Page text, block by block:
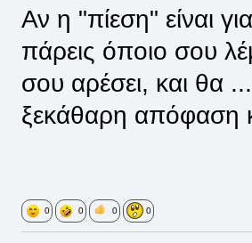
Αν η "πίεση" είναι
πάρεις όποιο σου
σου αρέσει, και θα
ξεκάθαρη απόφαση
0 0 0 0